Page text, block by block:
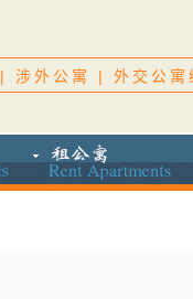
涉外公寓 | 外交公寓